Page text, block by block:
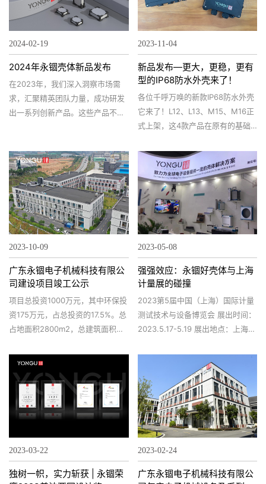
2024-02-19
2024年永锢壳体新品发布
在2023年，我们深入洞察市场需
求，汇聚精英团队力量，成功研发
出一系列创新产品。这些产品不仅
2024年将这些作品带给全球电子设
备行业领先者。 为了满足市场对于
高性能、高品质仪器仪表的需求，
永锢壳体倾力推出全新5款外壳和
机箱，针对各类仪器仪表设备的特
性，为客户提供了丰富的配置选
2023-11-04
新品发布—更大，更稳，更有
型的IP68防水外壳来了！
各位千呼万唤的新款IP68防水外壳
它来了！L12、L13、M15、M16正
式上架，这4款产品在原有的基础
固、更美观，相信一定能满足您的
各种需求。让我们一起来了解一下
这款产品的亮点吧！
2023-10-09
广东永锢电子机械科技有限公
司建设项目竣工公示
项目总投资1000万元，其中环保投
资175万元，占总投资的17.5%。总
占地面积2800m2，总建筑面积
2023-05-08
强强效应：永锢好壳体与上海
计量展的碰撞
2023第5届中国（上海）国际计量
测试技术与设备博览会 展出时间：
2023.5.17-5.19 展出地点：上海世
2023-03-22
独树一帜，实力斩获 | 永锢荣
2023-02-24
广东永锢电子机械科技有限公